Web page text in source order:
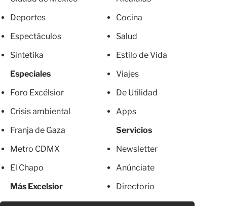
Deportes
Espectáculos
Sintetika
Especiales
Foro Excélsior
Crisis ambiental
Franja de Gaza
Metro CDMX
El Chapo
Más Excelsior
Cocina
Salud
Estilo de Vida
Viajes
De Utilidad
Apps
Servicios
Newsletter
Anúnciate
Directorio